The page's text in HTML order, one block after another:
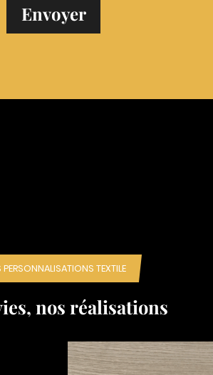
TEXTILE
nos réalisations